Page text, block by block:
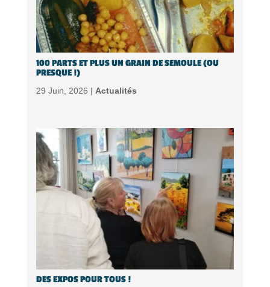
100 PARTS ET PLUS UN GRAIN DE SEMOULE (OU
PRESQUE !)
29 Juin, 2026 | Actualités
DES EXPOS POUR TOUS !